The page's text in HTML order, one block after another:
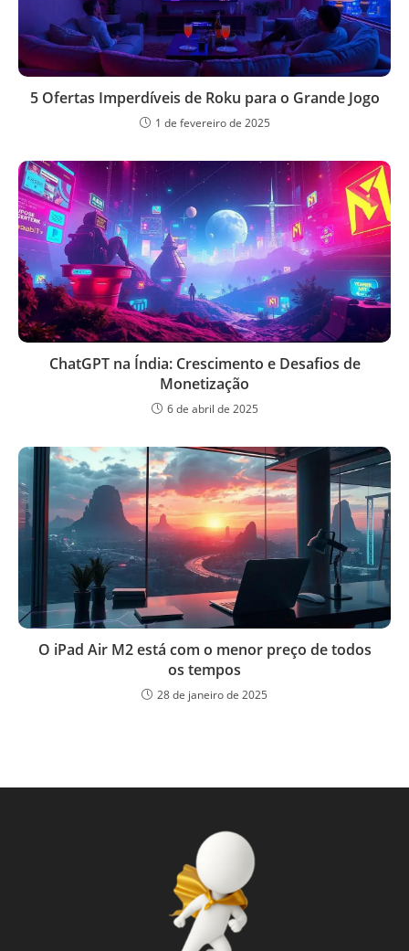
5 Ofertas Imperdíveis de Roku para o Grande Jogo
1 de fevereiro de 2025
ChatGPT na Índia: Crescimento e Desafios de
Monetização
6 de abril de 2025
O iPad Air M2 está com o menor preço de todos
os tempos
28 de janeiro de 2025